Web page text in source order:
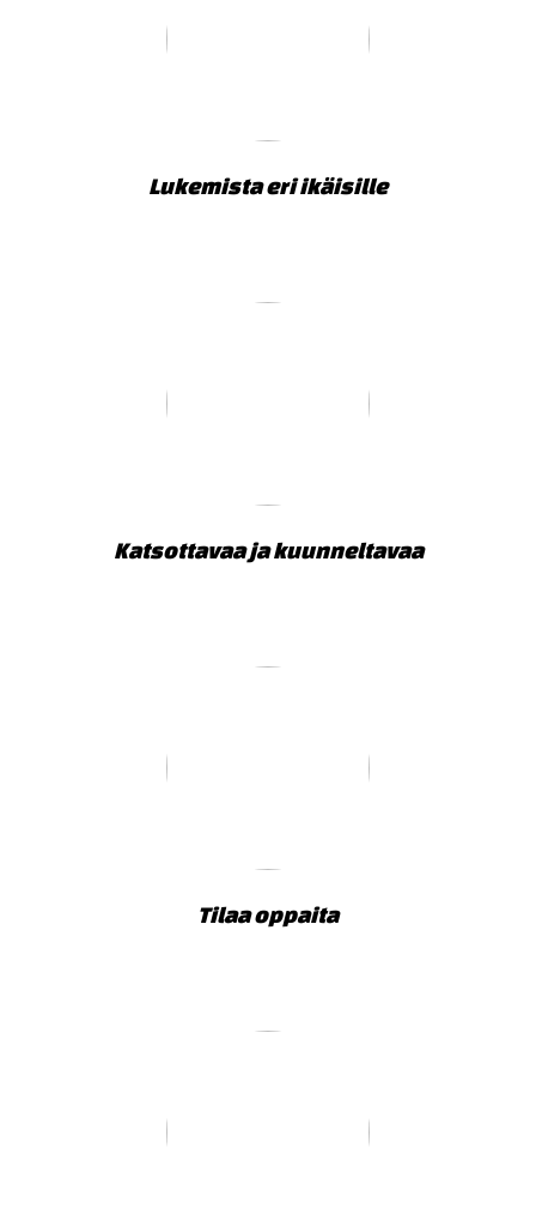
Lukemista eri ikäisille
Katsottavaa ja kuunneltavaa
Tilaa oppaita